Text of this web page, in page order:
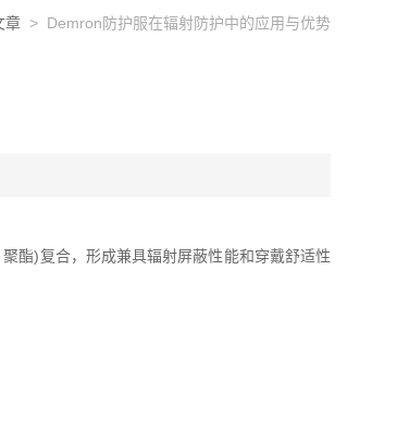
章 > Demron防护服在辐射防护中的应用与优势
酯)复合，形成兼具辐射屏蔽性能和穿戴舒适性